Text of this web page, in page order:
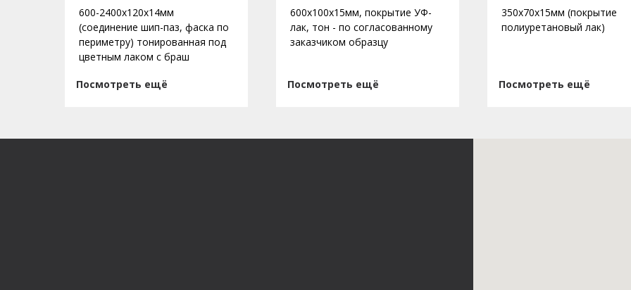
600-2400х120х14мм
(соединение шип-паз, фаска по
периметру) тонированная под
цветным лаком с браш
Посмотреть ещё
600х100х15мм, покрытие УФ-
лак, тон - по согласованному
заказчиком образцу
Посмотреть ещё
350х70х15мм (покрытие
полиуретановый лак)
Посмотреть ещё